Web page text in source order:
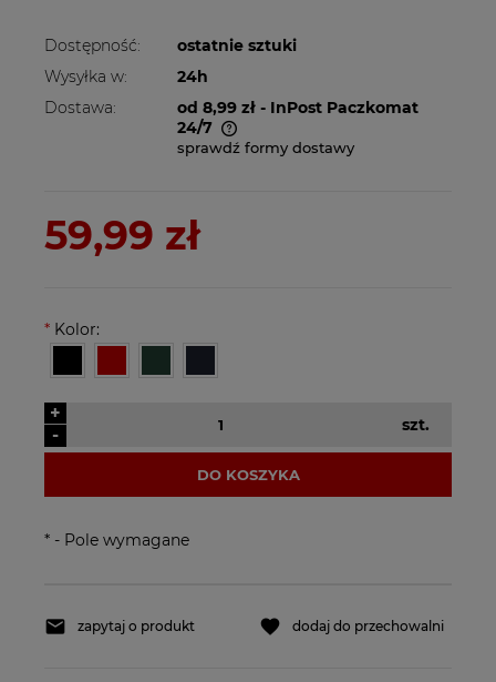
Dostępność:
ostatnie sztuki
Wysyłka w:
24h
Dostawa:
od 8,99 zł - InPost Paczkomat
24/7
Cena nie zawiera ewentualnych kosztów
sprawdź formy dostawy
59,99 zł
* Kolor:
-
+
szt.
DO KOSZYKA
* - Pole wymagane
zapytaj o produkt dodaj do przechowalni